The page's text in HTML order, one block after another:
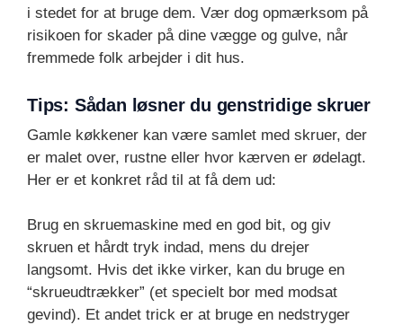
i stedet for at bruge dem. Vær dog opmærksom på
risikoen for skader på dine vægge og gulve, når
fremmede folk arbejder i dit hus.
Tips: Sådan løsner du genstridige skruer
Gamle køkkener kan være samlet med skruer, der
er malet over, rustne eller hvor kærven er ødelagt.
Her er et konkret råd til at få dem ud:
Brug en skruemaskine med en god bit, og giv
skruen et hårdt tryk indad, mens du drejer
langsomt. Hvis det ikke virker, kan du bruge en
“skrueudtrækker” (et specielt bor med modsat
gevind). Et andet trick er at bruge en nedstryger